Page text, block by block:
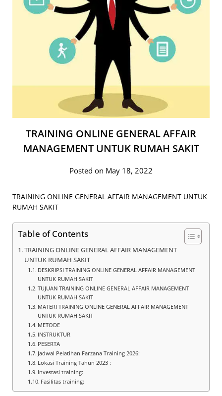
TRAINING ONLINE GENERAL AFFAIR
MANAGEMENT UNTUK RUMAH SAKIT
Posted on May 18, 2022
TRAINING ONLINE GENERAL AFFAIR MANAGEMENT UNTUK
RUMAH SAKIT
Table of Contents
TRAINING ONLINE GENERAL AFFAIR MANAGEMENT
UNTUK RUMAH SAKIT
DESKRIPSI TRAINING ONLINE GENERAL AFFAIR MANAGEMENT
UNTUK RUMAH SAKIT
TUJUAN TRAINING ONLINE GENERAL AFFAIR MANAGEMENT
UNTUK RUMAH SAKIT
MATERI TRAINING ONLINE GENERAL AFFAIR MANAGEMENT
UNTUK RUMAH SAKIT
METODE
INSTRUKTUR
PESERTA
Jadwal Pelatihan Farzana Training 2026:
Lokasi Training Tahun 2023 :
Investasi training:
Fasilitas training: